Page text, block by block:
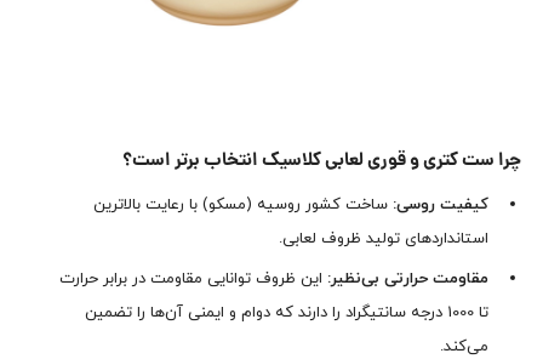
چرا ست کتری و قوری لعابی کلاسیک انتخاب برتر است؟
کیفیت روسی: ساخت کشور روسیه (مسکو) با رعایت بالاترین
استانداردهای تولید ظروف لعابی.
مقاومت حرارتی بی‌نظیر: این ظروف توانایی مقاومت در برابر حرارت
تا 1000 درجه سانتیگراد را دارند که دوام و ایمنی آن‌ها را تضمین
می‌کند.